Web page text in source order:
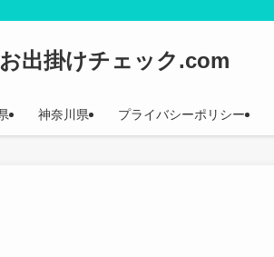
お出掛けチェック.com
神奈川県 プライバシーポリシー